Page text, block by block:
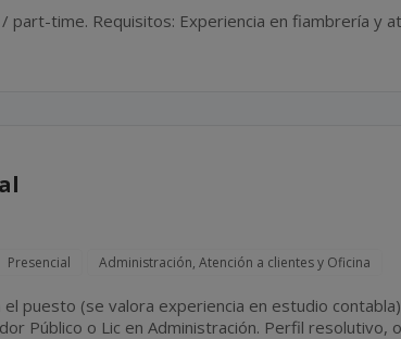
Presencial Administración, Atención a clientes y Oficina
en Administración. Perfil resolutivo, organizado